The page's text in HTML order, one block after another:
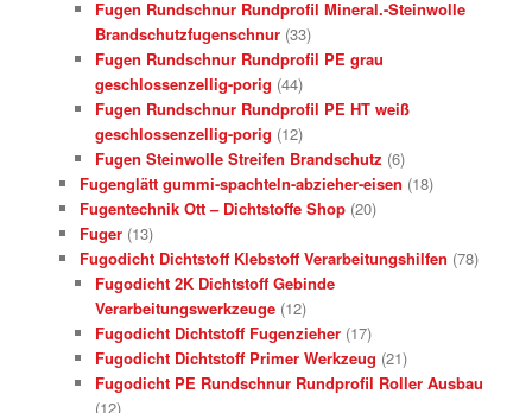
Fugen Rundschnur Rundprofil Mineral.-Steinwolle
Brandschutzfugenschnur (33)
Fugen Rundschnur Rundprofil PE grau
geschlossenzellig-porig (44)
Fugen Rundschnur Rundprofil PE HT weiß
geschlossenzellig-porig (12)
Fugen Steinwolle Streifen Brandschutz (6)
Fugenglätt gummi-spachteln-abzieher-eisen (18)
Fugentechnik Ott – Dichtstoffe Shop (20)
Fuger (13)
Fugodicht Dichtstoff Klebstoff Verarbeitungshilfen (78)
Fugodicht 2K Dichtstoff Gebinde
Verarbeitungswerkzeuge (12)
Fugodicht Dichtstoff Fugenzieher (17)
Fugodicht Dichtstoff Primer Werkzeug (21)
Fugodicht PE Rundschnur Rundprofil Roller Ausbau
(12)